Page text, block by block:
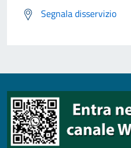
Segnala disservizio